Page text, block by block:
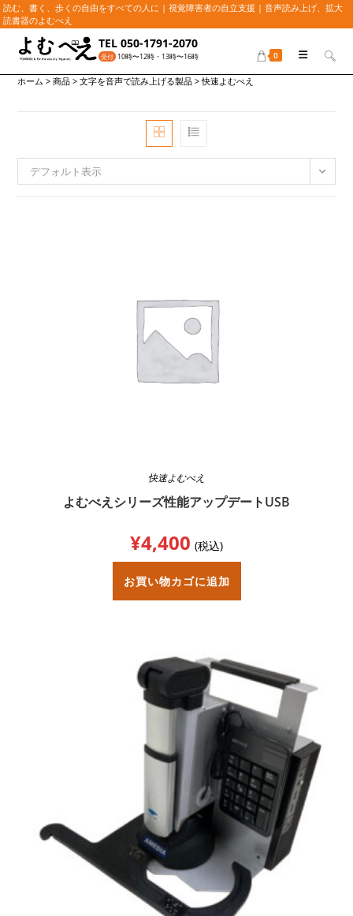
読む、書く、歩くの自由をすべての人に | 視覚障害者の自立支援 | 音声読み上げ、拡大
読書器のよむべえ
TEL 050-1791-2070
受付 10時〜12時・13時〜16時 0
ホーム >商品 >文字を音声で読み上げる製品 >快速よむべえ
デフォルト表示
快速よむべえ
よむべえシリーズ性能アップデートUSB
¥4,400 (税込)
お買い物カゴに追加